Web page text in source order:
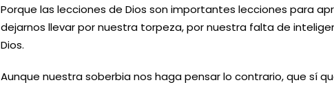
Porque las lecciones de Dios son importantes lecciones para
dejarnos llevar por nuestra torpeza, por nuestra falta de
Dios.
Aunque nuestra soberbia nos haga pensar lo contrario, que sí